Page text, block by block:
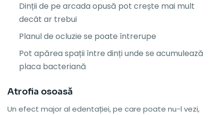
Dinții de pe arcada opusă pot crește mai mult
decât ar trebui
Planul de ocluzie se poate întrerupe
Pot apărea spații între dinți unde se acumulează
placa bacteriană
Atrofia osoasă
Un efect major al edentației, pe care poate nu-l vezi,